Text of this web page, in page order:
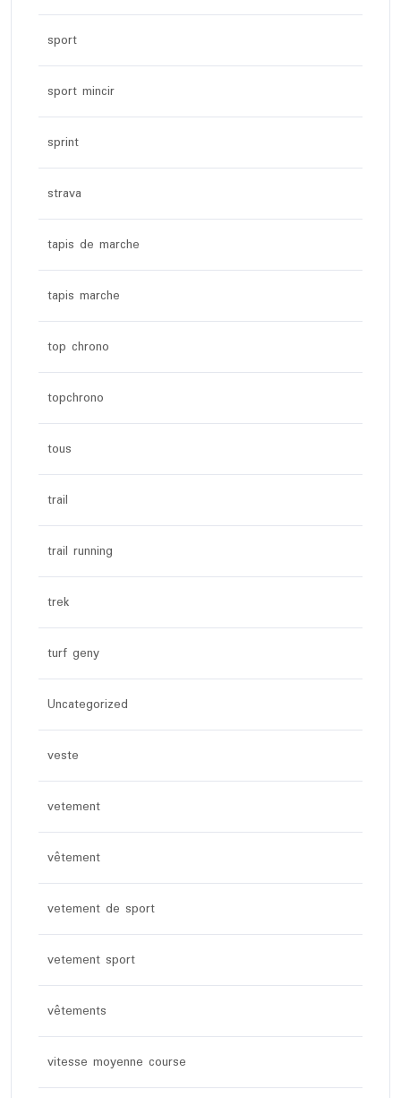
sport
sport mincir
sprint
strava
tapis de marche
tapis marche
top chrono
topchrono
tous
trail
trail running
trek
turf geny
Uncategorized
veste
vetement
vêtement
vetement de sport
vetement sport
vêtements
vitesse moyenne course